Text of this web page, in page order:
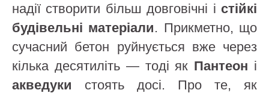
надії створити більш довговічні і стійкі
будівельні матеріали. Прикметно, що
сучасний бетон руйнується вже через
кілька десятиліть — тоді як Пантеон і
акведуки стоять досі. Про те, як